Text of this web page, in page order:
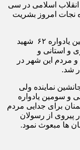
انقلاب اسلامی در سی
نجات امروز بشریت
از درق سی و سومین یادواره ۶۲ شهید
و استانی و
مردم این شهر در
شد.
نماینده ولی
و سومین یادواره
برای جدایی مردم
پیروی از رسولان